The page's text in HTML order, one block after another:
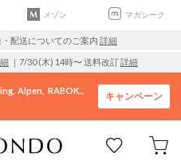
メゾン マガシーク
配送についてのご案内 詳細
｜7/30 (木) 14時〜 送料改訂詳細
ing Alpen
RABOK..
キャンペーン